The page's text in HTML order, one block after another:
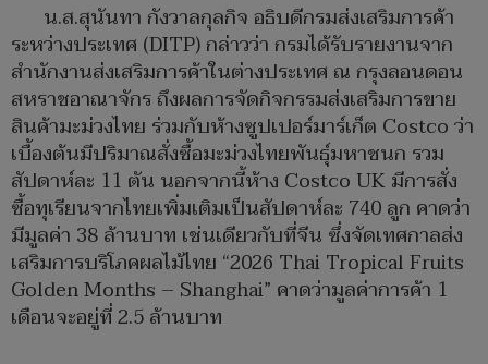
น.ส.สุนันทา กังวาลกุลกิจ อธิบดีกรมส่งเสริมการค้า
ระหว่างประเทศ (DITP) กล่าวว่า กรมได้รับรายงานจาก
สำนักงานส่งเสริมการค้าในต่างประเทศ ณ กรุงลอนดอน
สหราชอาณาจักร ถึงผลการจัดกิจกรรมส่งเสริมการขาย
สินค้ามะม่วงไทย ร่วมกับห้างซูปเปอร์มาร์เก็ต Costco ว่า
เบื้องต้นมีปริมาณสั่งซื้อมะม่วงไทยพันธุ์มหาชนก รวม
สัปดาห์ละ 11 ตัน นอกจากนี้ห้าง Costco UK มีการสั่ง
ซื้อทุเรียนจากไทยเพิ่มเติมเป็นสัปดาห์ละ 740 ลูก คาดว่า
มีมูลค่า 38 ล้านบาท เช่นเดียวกับที่จีน ซึ่งจัดเทศกาลส่ง
เสริมการบริโภคผลไม้ไทย “2026 Thai Tropical Fruits
Golden Months – Shanghai” คาดว่ามูลค่าการค้า 1
เดือนจะอยู่ที่ 2.5 ล้านบาท